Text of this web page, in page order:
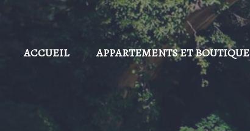
ACCUEIL APPARTEMENTS ET BOUTIQUE